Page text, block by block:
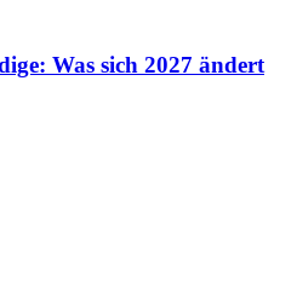
Was sich 2027 ändert